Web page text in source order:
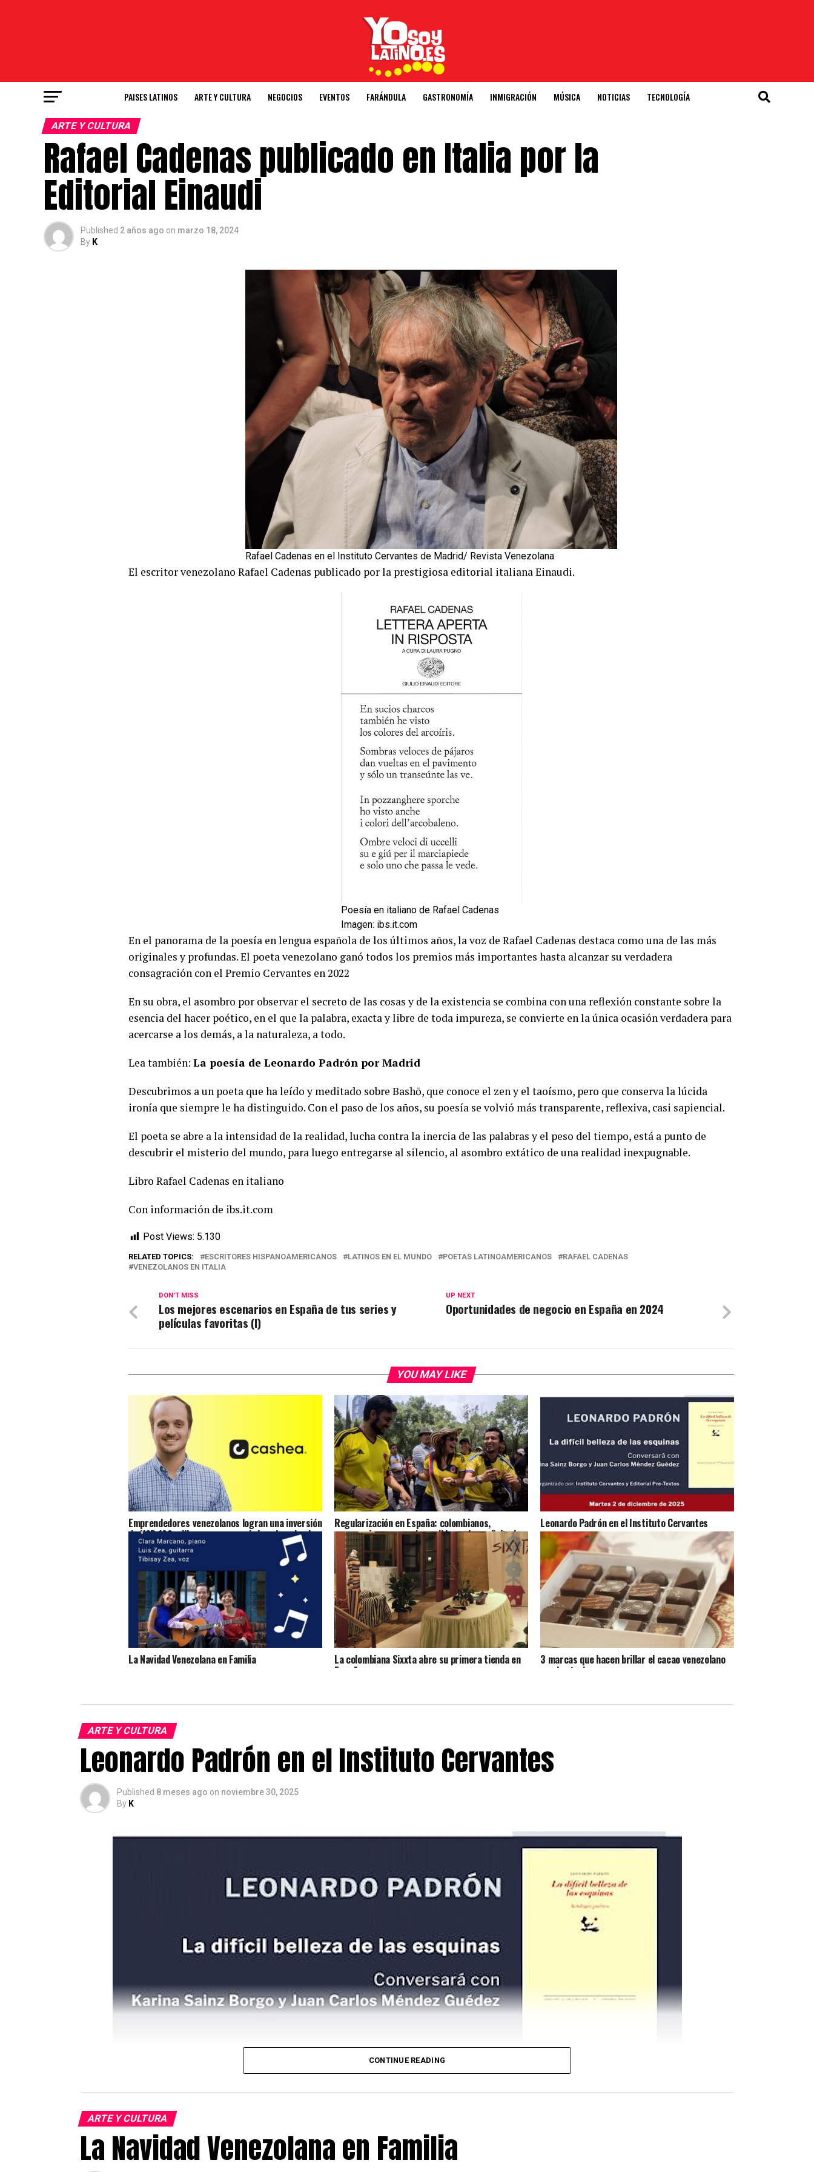
PAISES LATINOS ARTE Y CULTURA NEGOCIOS EVENTOS FARÁNDULA GASTRONOMÍA INMIGRACIÓN MÚSICA NOTICIAS TECNOLOGÍA
ARTE Y CULTURA
Rafael Cadenas publicado en Italia por la
Editorial Einaudi
Published 2 años ago on marzo 18, 2024
By K
Rafael Cadenas en el Instituto Cervantes de Madrid/ Revista Venezolana
El escritor venezolano Rafael Cadenas publicado por la prestigiosa editorial italiana Einaudi.
Poesía en italiano de Rafael Cadenas
Imagen: ibs.it.com
En el panorama de la poesía en lengua española de los últimos años, la voz de Rafael Cadenas destaca como una de las más
originales y profundas. El poeta venezolano ganó todos los premios más importantes hasta alcanzar su verdadera
consagración con el Premio Cervantes en 2022
En su obra, el asombro por observar el secreto de las cosas y de la existencia se combina con una reflexión constante sobre la
esencia del hacer poético, en el que la palabra, exacta y libre de toda impureza, se convierte en la única ocasión verdadera para
acercarse a los demás, a la naturaleza, a todo.
Lea también: La poesía de Leonardo Padrón por Madrid
Descubrimos a un poeta que ha leído y meditado sobre Bashō, que conoce el zen y el taoísmo, pero que conserva la lúcida
ironía que siempre le ha distinguido. Con el paso de los años, su poesía se volvió más transparente, reflexiva, casi sapiencial.
El poeta se abre a la intensidad de la realidad, lucha contra la inercia de las palabras y el peso del tiempo, está a punto de
descubrir el misterio del mundo, para luego entregarse al silencio, al asombro extático de una realidad inexpugnable.
Libro Rafael Cadenas en italiano
Con información de ibs.it.com
Post Views: 5.130
RELATED TOPICS: ESCRITORES HISPANOAMERICANOS LATINOS EN EL MUNDO POETAS LATINOAMERICANOS
RAFAEL CADENAS
VENEZOLANOS EN ITALIA
UP NEXT
Oportunidades de negocio en España en 2024
DON'T MISS
Los mejores escenarios en España de tus series y
películas favoritas (I)
YOU MAY LIKE
Emprendedores venezolanos logran una inversión
de USD 100 millones para seguir impulsando el
acceso al crédito en Venezuela
Regularización en España: colombianos,
marroquíes y venezolanos lideran las solicitudes
presentadas
Leonardo Padrón en el Instituto Cervantes
La Navidad Venezolana en Familia La colombiana Sixxta abre su primera tienda en
España
3 marcas que hacen brillar el cacao venezolano
en el exterior
ARTE Y CULTURA
Leonardo Padrón en el Instituto Cervantes
Published 8 meses ago on noviembre 30, 2025
By K
Cartel del evento que se realizará en el Instituto Cervantes
El próximo 2 de diciembre a las 19 y 30, Leonardo Padrón presentará en la sede
central del Instituto Cervantes su nuevo libro:
La difícil belleza de las esquinas
CONTINUE READING
ARTE Y CULTURA
La Navidad Venezolana en Familia